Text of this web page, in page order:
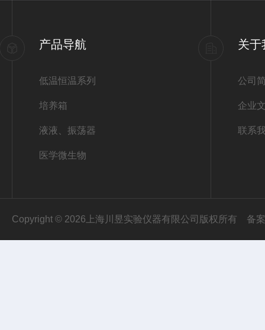
产品导航
低温恒温系列
培养箱
液液、振荡器
医学微生物
关于
公司
企业
联系
Copyright © 2026上海川昱实验仪器有限公司版权所有 备